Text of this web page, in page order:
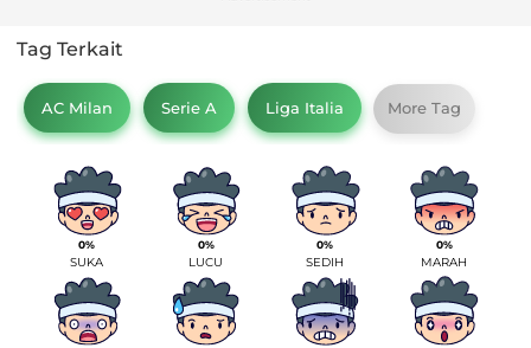
Tag Terkait
AC Milan Serie A Liga Italia More Tag
0%
SUKA
0%
LUCU
0%
SEDIH
0%
MARAH